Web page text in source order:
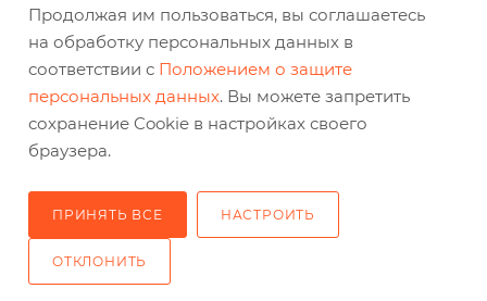
Продолжая им пользоваться, вы соглашаетесь
на обработку персональных данных в
соответствии с Положением о защите
персональных данных. Вы можете запретить
сохранение Cookie в настройках своего
браузера.
ПРИНЯТЬ ВСЕ НАСТРОИТЬ
ОТКЛОНИТЬ